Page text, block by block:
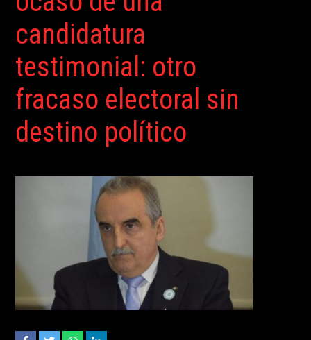
candidatura
testimonial: otro
fracaso electoral sin
destino político